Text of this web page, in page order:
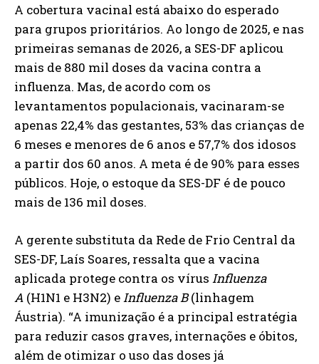
A cobertura vacinal está abaixo do esperado
para grupos prioritários. Ao longo de 2025, e nas
primeiras semanas de 2026, a SES-DF aplicou
mais de 880 mil doses da vacina contra a
influenza. Mas, de acordo com os
levantamentos populacionais, vacinaram-se
apenas 22,4% das gestantes, 53% das crianças de
6 meses e menores de 6 anos e 57,7% dos idosos
a partir dos 60 anos. A meta é de 90% para esses
públicos. Hoje, o estoque da SES-DF é de pouco
mais de 136 mil doses.
A gerente substituta da Rede de Frio Central da
SES-DF, Laís Soares, ressalta que a vacina
aplicada protege contra os vírus Influenza
A (H1N1 e H3N2) eInfluenza B(linhagem
Áustria). “A imunização é a principal estratégia
para reduzir casos graves, internações e óbitos,
além de otimizar o uso das doses já